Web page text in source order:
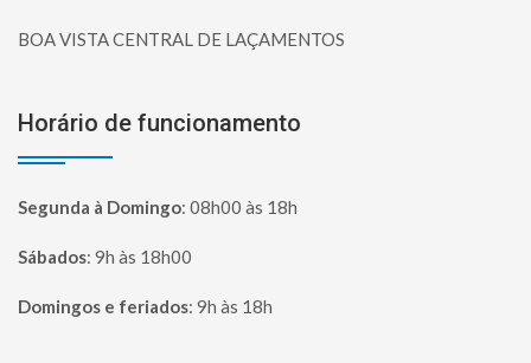
BOA VISTA CENTRAL DE LAÇAMENTOS
Horário de funcionamento
Segunda à Domingo: 08h00 às 18h
Sábados: 9h às 18h00
Domingos e feriados: 9h às 18h